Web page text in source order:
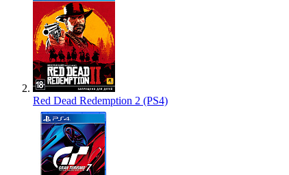
Red Dead Redemption 2 (PS4)